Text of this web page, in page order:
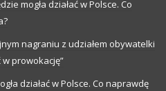
mogła działać w Polsce. Co
nagraniu z udziałem obywatelki
w prowokację”
działać w Polsce. Co naprawdę